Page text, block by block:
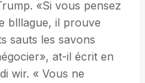
«Si vous pensez
blllague, il prouve
sauts les savons
at-il écrit en
wir. « Vous ne